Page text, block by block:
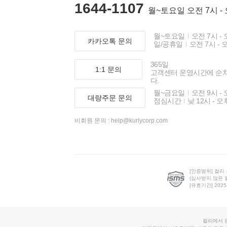
1644-1107 월~토요일 오전 7시 -
카카오톡 문의
월~토요일
오전 7시 -
일/공휴일
오전 7시 -
1:1 문의
365일
고객센터 운영시간에 순
다.
대량주문 문의
월~금요일
오전 9시 -
점심시간
낮 12시 - 오
비회원 문의 : help@kurlycorp.com
[인증범위] 컬리
(심사받지 않은
[유효기간]
컬리에서